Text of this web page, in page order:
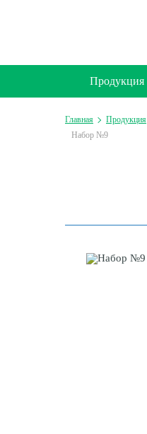
Продукция
Главная Продукция
Набор №9